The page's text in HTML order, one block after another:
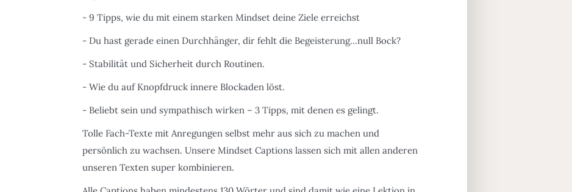
- 9 Tipps, wie du mit einem starken Mindset deine Ziele erreichst
- Du hast gerade einen Durchhänger, dir fehlt die Begeisterung...null Bock?
- Stabilität und Sicherheit durch Routinen.
- Wie du auf Knopfdruck innere Blockaden löst.
- Beliebt sein und sympathisch wirken – 3 Tipps, mit denen es gelingt.
Tolle Fach-Texte mit Anregungen selbst mehr aus sich zu machen und
persönlich zu wachsen. Unsere Mindset Captions lassen sich mit allen anderen
unseren Texten super kombinieren.